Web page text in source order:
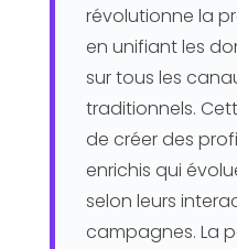
révolutionne la
en unifiant les
sur tous les
traditionnels.
de créer des
enrichis qui
selon leurs
campagnes. La